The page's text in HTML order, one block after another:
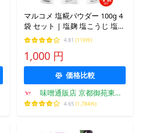
マルコメ 塩糀パウダー 100g 4
袋 セット | 塩麹 塩こうじ 塩糀
塩麹パウダー 減塩 唐揚げ ドレ
ッシング
4.81 (110件)
1,000 円
価格比較
味噌通販店 京都御苑東し
ま村
4.65 (1,784件)